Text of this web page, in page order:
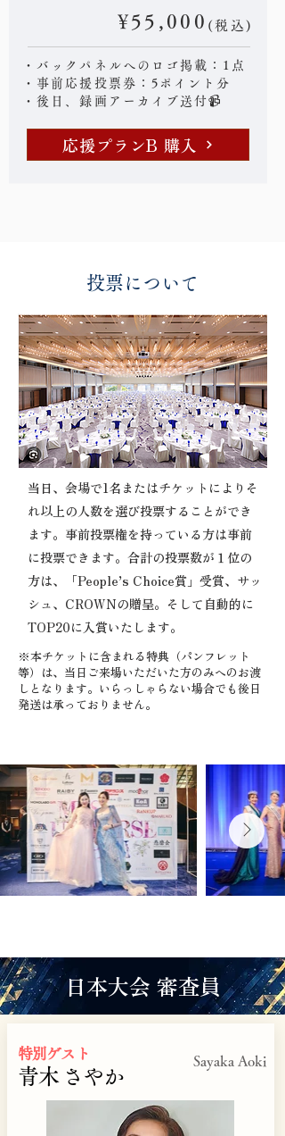
¥55,000 (税込)
・バックパネルへのロゴ掲載：1点
・事前応援投票券：5ポイント分
・後日、録画アーカイブ送付📹
応援プランB 購入
投票について
当日、会場で1名またはチケットによりそ
れ以上の人数を選び投票することができ
ます。事前投票権を持っている方は事前
に投票できます。合計の投票数が１位の
方は、「People’s Choice賞」受賞、サッ
シュ、CROWNの贈呈。そして自動的に
TOP20に入賞いたします。
※本チケットに含まれる特典（パンフレット
等）は、当日ご来場いただいた方のみへのお渡
しとなります。いらっしゃらない場合でも後日
発送は承っておりません。
​日本大会 審査員
Sayaka Aoki
特別ゲスト
青木 さやか